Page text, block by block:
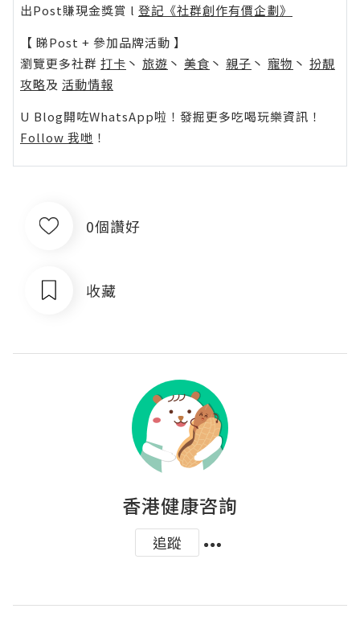
出Post賺現金獎賞 l 登記《社群創作有價企劃》
【 睇Post + 參加品牌活動 】
瀏覽更多社群 打卡 丶 旅遊 丶 美食 丶 親子 丶 寵物 丶 扮靚
攻略及 活動情報
U Blog開咗WhatsApp啦！發掘更多吃喝玩樂資訊！
Follow 我哋 ！
0個讚好
收藏
香港健康咨詢
追蹤